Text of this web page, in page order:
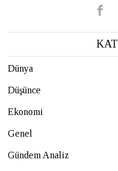
Dünya
Düşünce
Ekonomi
Genel
Gündem Analiz